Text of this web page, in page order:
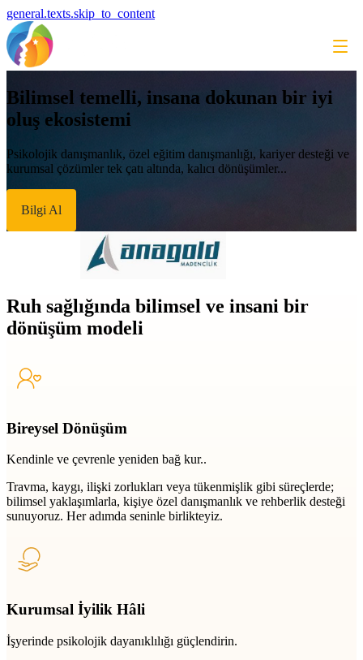
general.texts.skip_to_content
Bilimsel temelli, insana dokunan bir iyi
oluş ekosistemi
Psikolojik danışmanlık, özel eğitim danışmanlığı, kariyer desteği ve
kurumsal çözümler tek çatı altında, kalıcı dönüşümler...
Bilgi Al
Ruh sağlığında bilimsel ve insani bir
dönüşüm modeli
Bireysel Dönüşüm
Kendinle ve çevrenle yeniden bağ kur..
Travma, kaygı, ilişki zorlukları veya tükenmişlik gibi süreçlerde;
bilimsel yaklaşımlarla, kişiye özel danışmanlık ve rehberlik desteği
sunuyoruz. Her adımda seninle birlikteyiz.
Kurumsal İyilik Hâli
İşyerinde psikolojik dayanıklılığı güçlendirin.